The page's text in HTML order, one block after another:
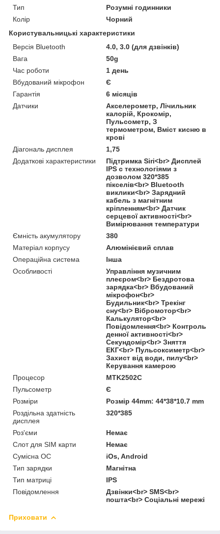
Тип
Розумні годинники
Колір
Чорний
Користувальницькі характеристики
Версія Bluetooth
4.0, 3.0 (для дзвінків)
Вага
50g
Час роботи
1 день
Вбудований мікрофон
Є
Гарантія
6 місяців
Датчики
Акселерометр, Лічильник
калорій, Крокомір,
Пульсометр, З
термометром, Вміст кисню в
крові
Діагональ дисплея
1,75
Додаткові характеристики
Підтримка Siri<br> Дисплей
IPS c технологіями з
дозволом 320*385
пікселів<br> Bluetooth
виклики<br> Зарядний
кабель з магнітним
кріпленням<br> Датчик
серцевої активності<br>
Вимірювання температури
Ємність акумулятору
380
Матеріал корпусу
Алюмінієвий сплав
Операційна система
Інша
Особливості
Управління музичним
плеєром<br> Бездротова
зарядка<br> Вбудований
мікрофон<br>
Будильник<br> Трекінг
сну<br> Вібромотор<br>
Калькулятор<br>
Повідомлення<br> Контроль
денної активності<br>
Секундомір<br> Зняття
ЕКГ<br> Пульсоксиметр<br>
Захист від води, пилу<br>
Керування камерою
Процесор
MTK2502C
Пульсометр
Є
Розміри
Розмір 44mm: 44*38*10.7 mm
Роздільна здатність
дисплея
320*385
Роз'єми
Немає
Слот для SIM карти
Немає
Сумісна ОС
iOs, Android
Тип зарядки
Магнітна
Тип матриці
IPS
Повідомлення
Дзвінки<br> SMS<br>
пошта<br> Соціальні мережі
Приховати